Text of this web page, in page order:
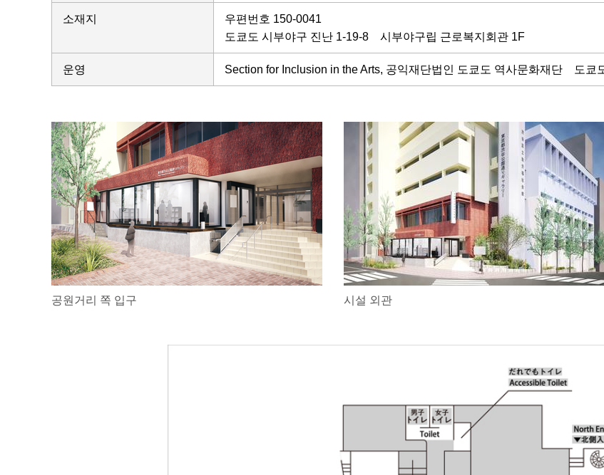
소재지
우편번호 150-0041
도쿄도 시부야구 진난 1-19-8 시부야구립 근로복지회관 1F
운영 Section for Inclusion in the Arts, 공익재단법인 도쿄도 역사문화재단 도쿄
공원거리 쪽 입구 시설 외관